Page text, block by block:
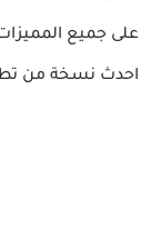
على جميع
احدث نسخة من